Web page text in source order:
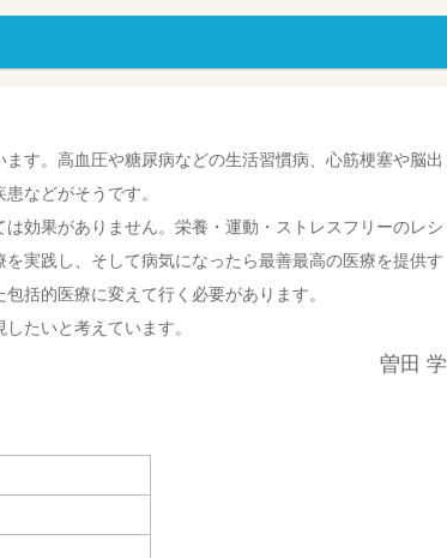
す。高血圧や糖尿病などの生活習慣病、心筋梗塞や脳出
などがそうです。
効果がありません。栄養・運動・ストレスフリーのレシ
実践し、そして病気になったら最善最高の医療を提供す
括的医療に変えて行く必要があります。
たいと考えています。
曽田 学